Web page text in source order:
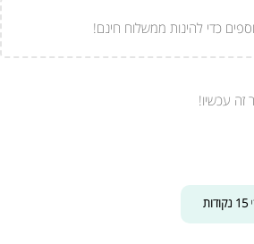
כדי להינות ממשלוח חינם!
זה עכשיו!
15 נקודות